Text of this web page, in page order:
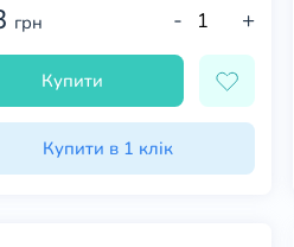
грн - +
Купити
Купити в 1 клік